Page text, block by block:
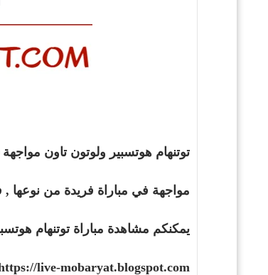
توتنهام هوتسبير ولوتون تاون مواجهة قوية مع بعضهما البعض في
مواجهة في مباراة فريدة من نوعها ,
يمكنكم مشاهدة مباراة توتنهام
live-mobaryat.blogspot.com